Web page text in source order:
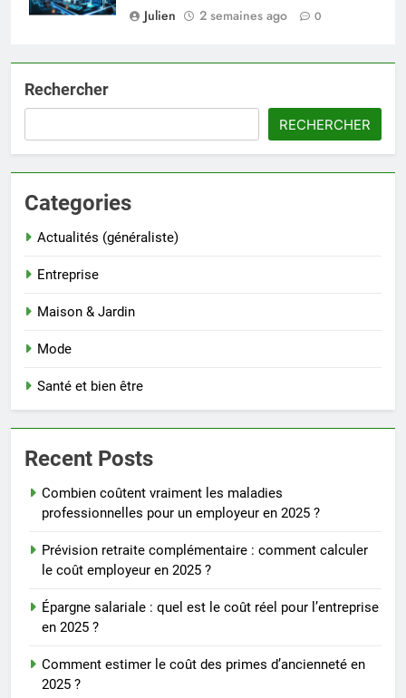
Julien
2 semaines ago 0
Rechercher
RECHERCHER
Categories
Actualités (généraliste)
Entreprise
Maison & Jardin
Mode
Santé et bien être
Recent Posts
Combien coûtent vraiment les maladies
professionnelles pour un employeur en 2025 ?
Prévision retraite complémentaire : comment calculer
le coût employeur en 2025 ?
Épargne salariale : quel est le coût réel pour l’entreprise
en 2025 ?
Comment estimer le coût des primes d’ancienneté en
2025 ?